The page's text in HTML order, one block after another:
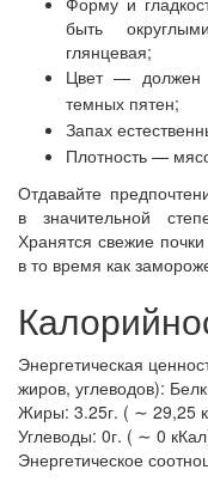
быть
глянцевая;
Цвет — должен
темных пятен;
Запах
Плотность —
Отдавайте
в значительной
Хранятся свежие
в то время как
Энергетическая
жиров, углеводов):
Жиры: 3.25г. ( ∼ 29,25
Углеводы: 0г. ( ∼ 0
Энергетическое